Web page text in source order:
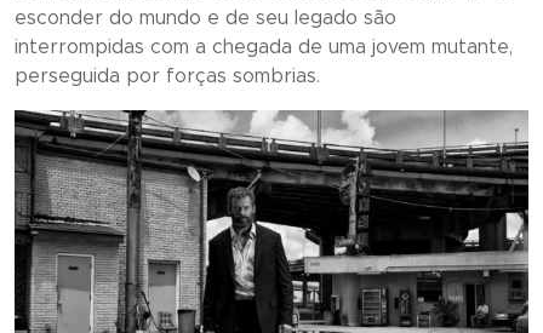
esconder do mundo e de seu legado são
interrompidas com a chegada de uma jovem mutante,
perseguida por forças sombrias.